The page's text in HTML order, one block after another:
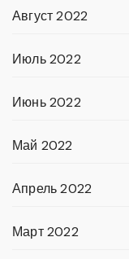
Август 2022
Июль 2022
Июнь 2022
Май 2022
Апрель 2022
Март 2022